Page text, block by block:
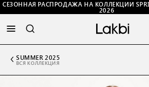
СЕЗОННАЯ РАСПРОДАЖА НА КОЛЛЕКЦИИ
2026
SUMMER 2025
ВСЯ КОЛЛЕКЦИЯ